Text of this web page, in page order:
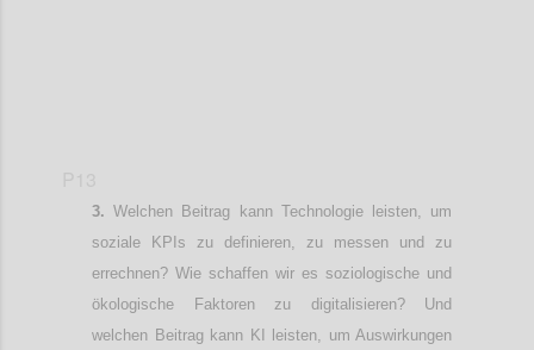
Welchen Beitrag kann Technologie leisten, um
soziale KPIs zu definieren, zu messen und zu
errechnen? Wie schaffen wir es soziologische und
ökologische Faktoren zu digitalisieren? Und
welchen Beitrag kann KI leisten, um Auswirkungen